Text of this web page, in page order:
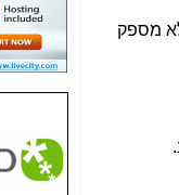
מספק
האם
היה
האם
בכלל
ההטבות